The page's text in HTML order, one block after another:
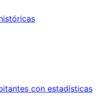
con estadísticas